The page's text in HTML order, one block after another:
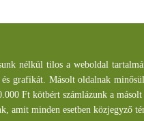
nélkül tilos a weboldal
grafikát. Másolt oldalnak
Ft kötbért számlázunk a
amit minden esetben